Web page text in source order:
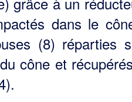
dans le
(8) réparties
cône et